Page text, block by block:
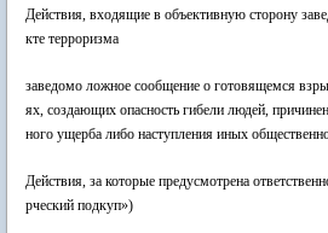
Действия, входящие в объективную сторону
кте терроризма
заведомо ложное сообщение о готовящемся
ях, создающих опасность гибели людей,
ного ущерба либо наступления иных
Действия, за которые предусмотрена
рческий подкуп»)